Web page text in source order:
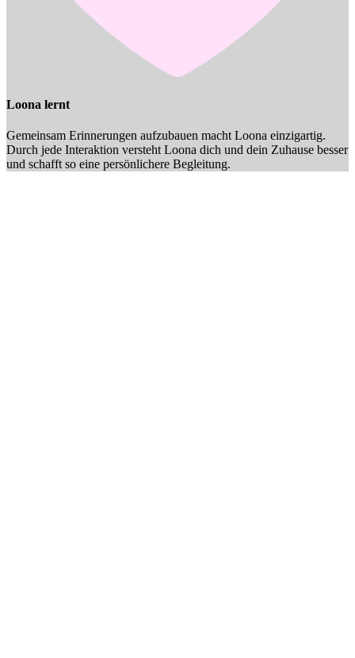
Loona lernt
Gemeinsam Erinnerungen aufzubauen macht Loona einzigartig.
Durch jede Interaktion versteht Loona dich und dein Zuhause besser
und schafft so eine persönlichere Begleitung.